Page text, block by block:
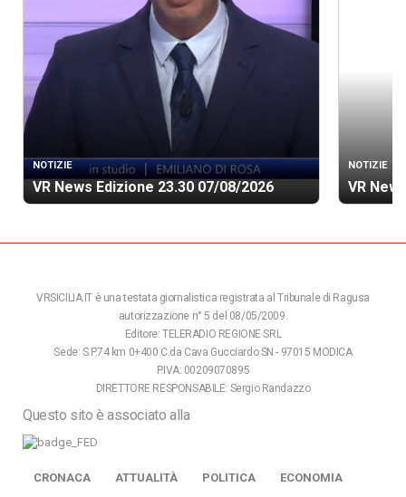
NOTIZIE
VR News Edizione 23.30 07/08/2026
NOTIZIE
VR
VRSICILIA.IT è una testata giornalistica registrata al Tribunale di Ragusa
autorizzazione n° 5 del 08/05/2009.
Editore: TELERADIO REGIONE SRL
Sede: S.P.74 km 0+400 C.da Cava Gucciardo SN - 97015 MODICA
P.IVA: 00209070895
DIRETTORE RESPONSABILE: Sergio Randazzo
Questo sito è associato alla
CRONACA ATTUALITÀ POLITICA ECONOMIA